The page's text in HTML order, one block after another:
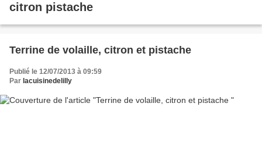
citron pistache
Terrine de volaille, citron et pistache
Publié le 12/07/2013 à 09:59
Par lacuisinedelilly